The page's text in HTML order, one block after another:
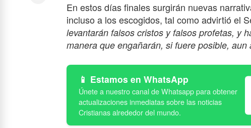
En estos días finales surgirán nuevas
incluso a los escogidos, tal como advirtió el
levantarán falsos cristos y falsos profetas, y
manera que engañarán, si fuere posible, aun
Estamos en WhatsApp